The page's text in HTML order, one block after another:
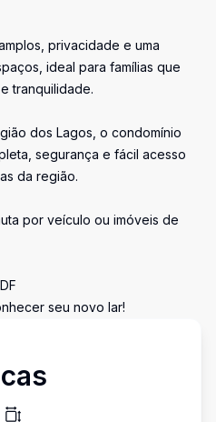
privacidade e uma
ideal para famílias que
tranquilidade.
dos Lagos, o condomínio
segurança e fácil acesso
da região.
por veículo ou imóveis de
seu novo lar!